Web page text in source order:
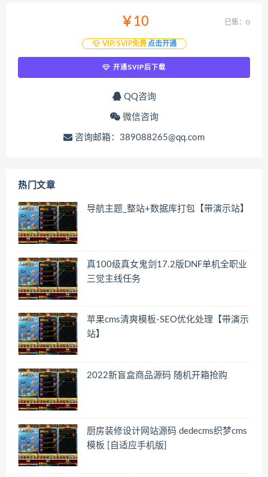
￥10
VIP/SVIP免费 点击开通
已售：0
开通SVIP后下载
QQ咨询
微信咨询
咨询邮箱：389088265@qq.com
热门文章
导航主题_整站+数据库打包【带演示站】
真100级真女鬼剑17.2版DNF单机全职业
三觉主线任务
苹果cms清爽模板-SEO优化处理【带演示
站】
2022新盲盒商品源码 随机开箱抢购
厨房装修设计网站源码 dedecms织梦cms
模板 [自适应手机版]